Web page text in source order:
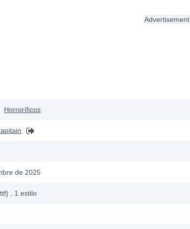
Horroríficos
de 2025
, 1 estilo
Advertisement